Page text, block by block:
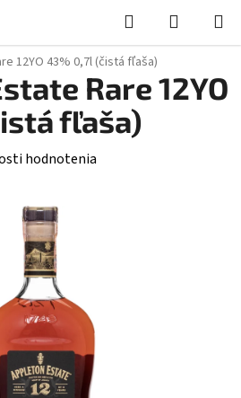
Hľadať
KOŠÍK
12YO 43% 0,7l (čistá fľaša)
Rare 12YO
fľaša)
hodnotenia